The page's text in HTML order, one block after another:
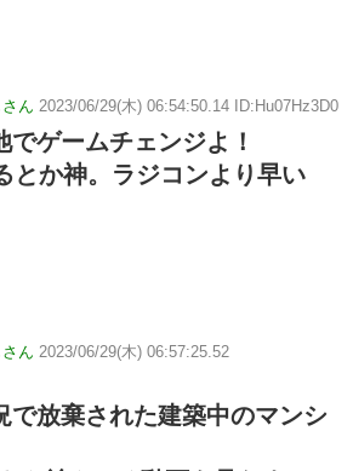
ん 2023/06/29(木) 06:54:50.14 ID:Hu07Hz3D0
でゲームチェンジよ！
とか神。ラジコンより早い
ん 2023/06/29(木) 06:57:25.52
で放棄された建築中のマンシ